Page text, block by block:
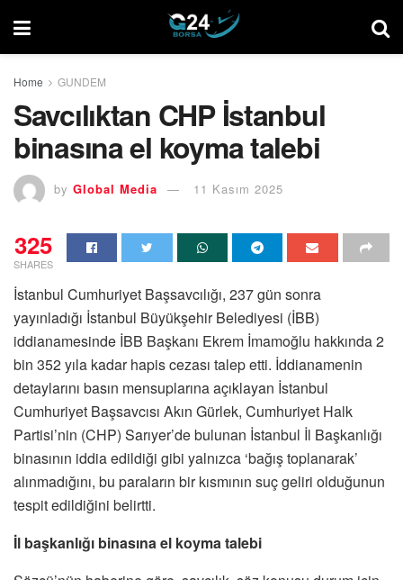
Home GUNDEM
Savcılıktan CHP İstanbul
binasına el koyma talebi
by Global Media 11 Kasım 2025
325
SHARES
İstanbul Cumhuriyet Başsavcılığı, 237 gün sonra
yayınladığı İstanbul Büyükşehir Belediyesi (İBB)
iddianamesinde İBB Başkanı Ekrem İmamoğlu hakkında 2
bin 352 yıla kadar hapis cezası talep etti. İddianamenin
detaylarını basın mensuplarına açıklayan İstanbul
Cumhuriyet Başsavcısı Akın Gürlek, Cumhuriyet Halk
Partisi’nin (CHP) Sarıyer’de bulunan İstanbul İl Başkanlığı
binasının iddia edildiği gibi yalnızca ‘bağış toplanarak’
alınmadığını, bu paraların bir kısmının suç geliri olduğunun
tespit edildiğini belirtti.
İl başkanlığı binasına el koyma talebi